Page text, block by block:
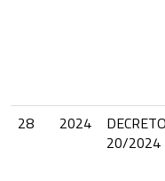
28
2024
DECRETO
20/2024